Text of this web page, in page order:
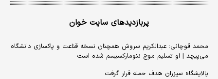
پربازدیدهای سایت خوان
محمد قوچانی: عبدالکریم سروش همچنان نسخه قناعت و پاکسازی دانشگاه
می‌پیچد | او تسلیم موج نئومارکسیسم شده است
پالایشگاه سیزران هدف حمله قرار گرفت